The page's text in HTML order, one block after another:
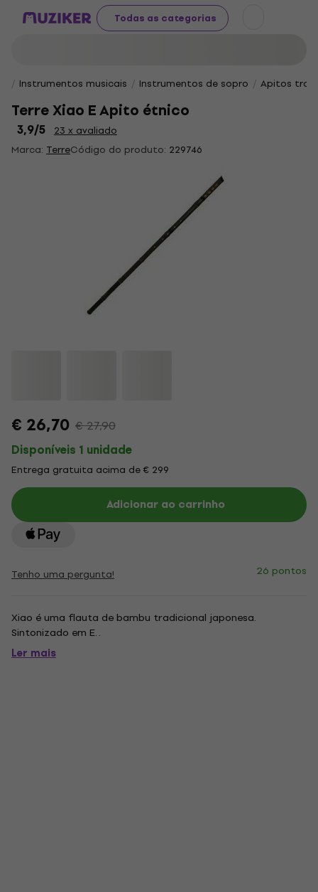
Todas as categorias
Instrumentos musicais Instrumentos de sopro Apitos
Terre Xiao E Apito étnico
3,9/5
23 x avaliado
Marca: TerreCódigo do produto: 229746
€ 26,70 € 27,90
Disponíveis 1 unidade
Entrega gratuita acima de € 299
Adicionar ao carrinho
Tenho uma pergunta! 26 pontos
Xiao é uma flauta de bambu tradicional japonesa.
Sintonizado em E. .
Ler mais